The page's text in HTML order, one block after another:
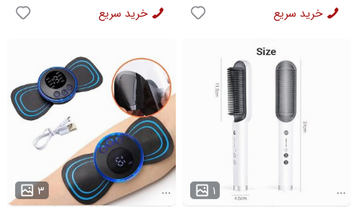
خرید سریع خرید سریع
۳ ... ۱ ...